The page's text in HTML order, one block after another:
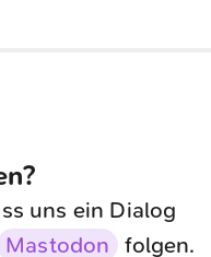
uns ein Dialog
Mastodon folgen.